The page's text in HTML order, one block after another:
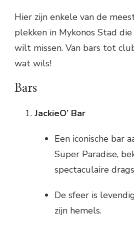
Hier zijn enkele van de
plekken in Mykonos Stad
wilt missen. Van bars tot
wat wils!
Bars
JackieO’ Bar
Een iconische bar
Super Paradise,
spectaculaire
De sfeer is
zijn hemels.